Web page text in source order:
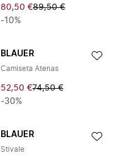
80,50 €89,50 €
-10%
BLAUER
Camiseta Atenas
52,50 €74,50 €
-30%
BLAUER
Stivale